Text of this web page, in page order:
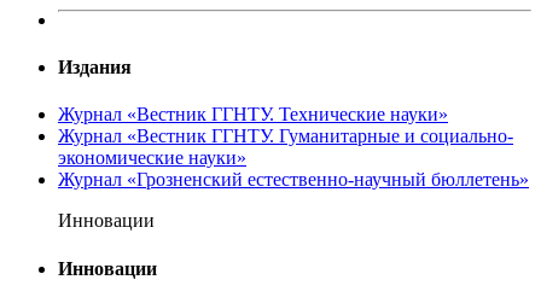
Издания
Журнал «Вестник ГГНТУ. Технические науки»
Журнал «Вестник ГГНТУ. Гуманитарные и социально-
экономические науки»
Журнал «Грозненский естественно-научный бюллетень»
Инновации
Инновации